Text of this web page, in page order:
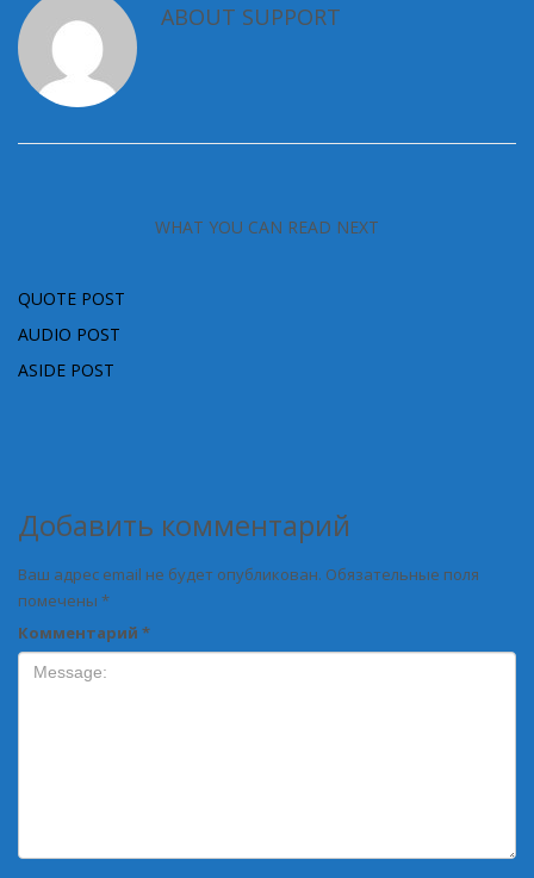
ABOUT SUPPORT
WHAT YOU CAN READ NEXT
QUOTE POST
AUDIO POST
ASIDE POST
Добавить комментарий
Ваш адрес email не будет опубликован. Обязательные поля
помечены *
Комментарий *